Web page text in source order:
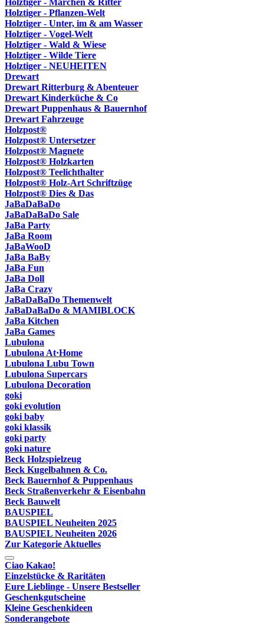
Holztiger - Märchen & Ritter
Holztiger - Pflanzen-Welt
Holztiger - Unter, im & am Wasser
Holztiger - Vogel-Welt
Holztiger - Wald & Wiese
Holztiger - Wilde Tiere
Holztiger - NEUHEITEN
Drewart
Drewart Ritterburg & Abenteuer
Drewart Kinderküche & Co
Drewart Puppenhaus & Bauernhof
Drewart Fahrzeuge
Holzpost®
Holzpost® Untersetzer
Holzpost® Magnete
Holzpost® Holzkarten
Holzpost® Teelichthalter
Holzpost® Holz-Art Schriftzüge
Holzpost® Dies & Das
JaBaDaBaDo
JaBaDaBaDo Sale
JaBa Party
JaBa Room
JaBaWooD
JaBa BaBy
JaBa Fun
JaBa Doll
JaBa Crazy
JaBaDaBaDo Themenwelt
JaBaDaBaDo & MAMIBLOCK
JaBa Kitchen
JaBa Games
Lubulona
Lubulona At·Home
Lubulona Lubu Town
Lubulona Supercars
Lubulona Decoration
goki
goki evolution
goki baby
goki klassik
goki party
goki nature
Beck Holzspielzeug
Beck Kugelbahnen & Co.
Beck Bauernhof & Puppenhaus
Beck Straßenverkehr & Eisenbahn
Beck Bauwelt
BAUSPIEL
BAUSPIEL Neuheiten 2025
BAUSPIEL Neuheiten 2026
Zur Kategorie Aktuelles
Ciao Kakao!
Einzelstücke & Raritäten
Eure Lieblinge - Unsere Bestseller
Geschenkgutscheine
Kleine Geschenkideen
Sonderangebote